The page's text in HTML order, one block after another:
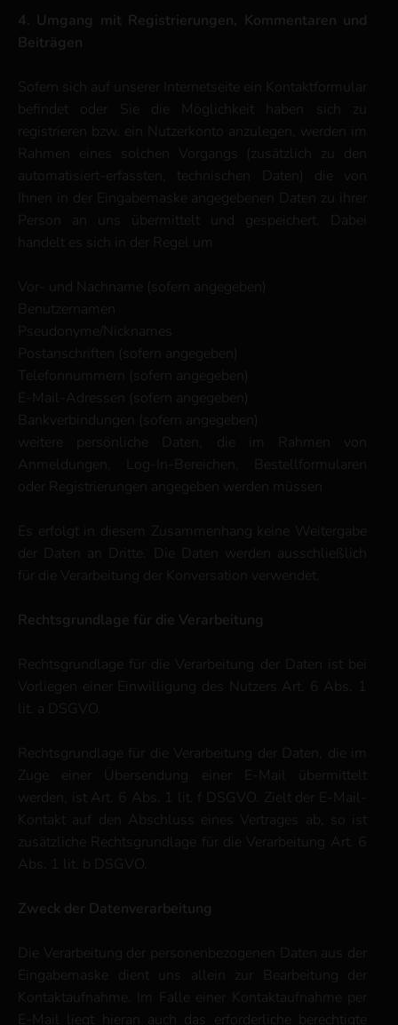
4. Umgang mit Registrierungen, Kommentaren und
Beiträgen
Sofern sich auf unserer Internetseite ein Kontaktformular
befindet oder Sie die Möglichkeit haben sich zu
registrieren bzw. ein Nutzerkonto anzulegen, werden im
Rahmen eines solchen Vorgangs (zusätzlich zu den
automatisiert-erfassten, technischen Daten) die von
Ihnen in der Eingabemaske angegebenen Daten zu ihrer
Person an uns übermittelt und gespeichert. Dabei
handelt es sich in der Regel um
Vor- und Nachname (sofern angegeben)
Benutzernamen
Pseudonyme/Nicknames
Postanschriften (sofern angegeben)
Telefonnummern (sofern angegeben)
E-Mail-Adressen (sofern angegeben)
Bankverbindungen (sofern angegeben)
weitere persönliche Daten, die im Rahmen von
Anmeldungen, Log-In-Bereichen, Bestellformularen
oder Registrierungen angegeben werden müssen
Es erfolgt in diesem Zusammenhang keine Weitergabe
der Daten an Dritte. Die Daten werden ausschließlich
für die Verarbeitung der Konversation verwendet.
Rechtsgrundlage für die Verarbeitung
Rechtsgrundlage für die Verarbeitung der Daten ist bei
Vorliegen einer Einwilligung des Nutzers Art. 6 Abs. 1
lit. a DSGVO.
Rechtsgrundlage für die Verarbeitung der Daten, die im
Zuge einer Übersendung einer E-Mail übermittelt
werden, ist Art. 6 Abs. 1 lit. f DSGVO. Zielt der E-Mail-
Kontakt auf den Abschluss eines Vertrages ab, so ist
zusätzliche Rechtsgrundlage für die Verarbeitung Art. 6
Abs. 1 lit. b DSGVO.
Zweck der Datenverarbeitung
Die Verarbeitung der personenbezogenen Daten aus der
Eingabemaske dient uns allein zur Bearbeitung der
Kontaktaufnahme. Im Falle einer Kontaktaufnahme per
E-Mail liegt hieran auch das erforderliche berechtigte